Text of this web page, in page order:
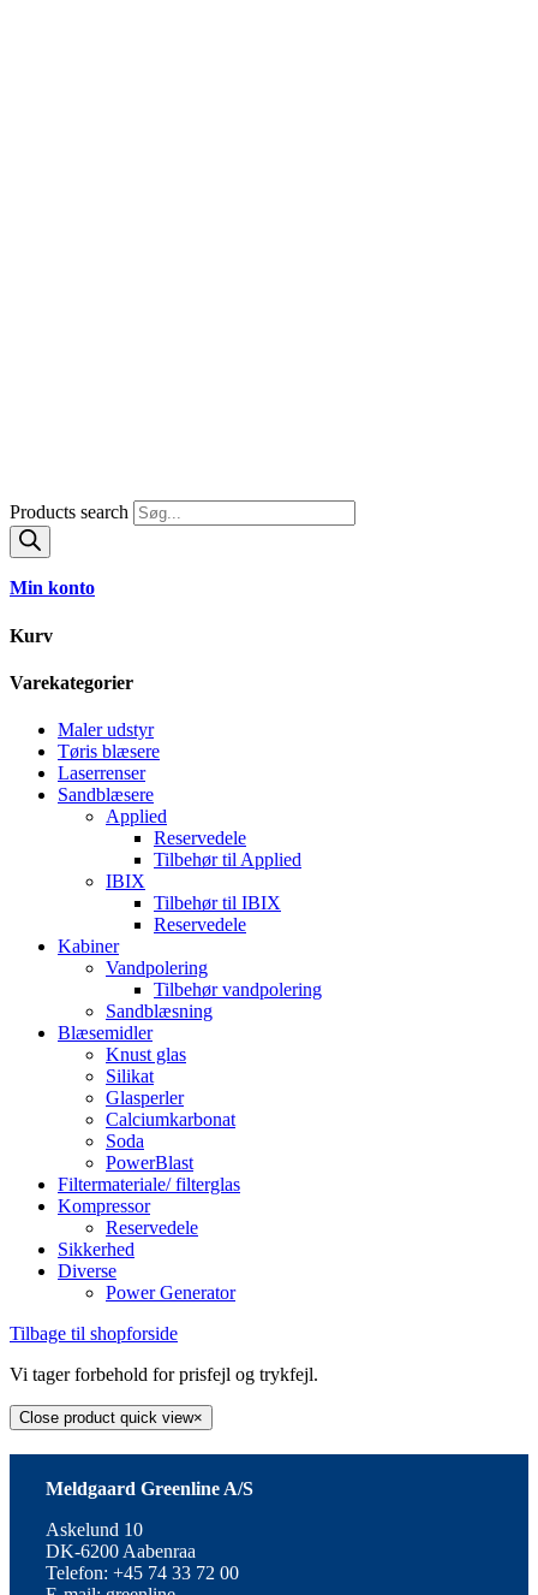
Products search
Min konto
Kurv
Varekategorier
Maler udstyr
Tøris blæsere
Laserrenser
Sandblæsere
Applied
Reservedele
Tilbehør til Applied
IBIX
Tilbehør til IBIX
Reservedele
Kabiner
Vandpolering
Tilbehør vandpolering
Sandblæsning
Blæsemidler
Knust glas
Silikat
Glasperler
Calciumkarbonat
Soda
PowerBlast
Filtermateriale/ filterglas
Kompressor
Reservedele
Sikkerhed
Diverse
Power Generator
Tilbage til shopforside
Vi tager forbehold for prisfejl og trykfejl.
Close product quick view×
Meldgaard Greenline A/S
Askelund 10
DK-6200 Aabenraa
Telefon: +45 74 33 72 00